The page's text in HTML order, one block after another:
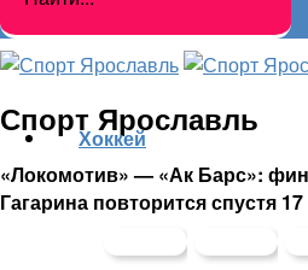
Спорт Ярославль
«Локомотив» — «Ак Барс»:
Гагарина повторится спустя 17
Хоккей